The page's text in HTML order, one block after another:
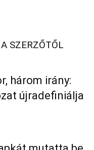
SZERZŐTŐL
három irány:
újradefiniálja